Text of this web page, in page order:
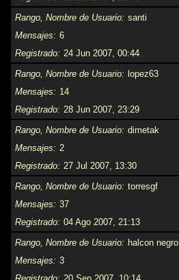
Rango, Nombre de Usuario santi
Mensajes
6
Registrado 24 Jun 2007, 00:44
Rango, Nombre de Usuario
lopez63
Mensajes
14
Registrado 28 Jun 2007, 23:29
Rango, Nombre de Usuario dimetak
Mensajes
2
Registrado 27 Jul 2007, 13:30
Rango, Nombre de Usuario torresgf
Mensajes
37
Registrado 04 Ago 2007, 21:13
Rango, Nombre de Usuario
halcon negro
Mensajes
3